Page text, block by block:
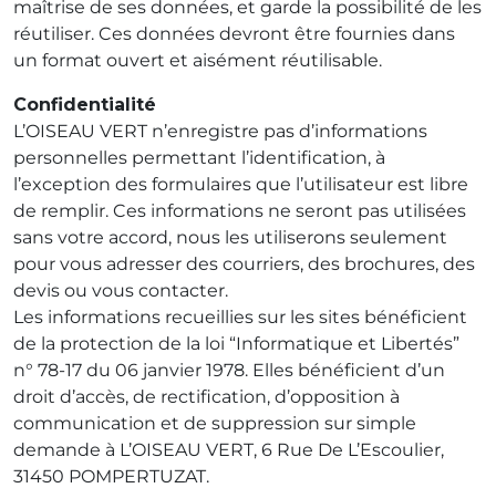
maîtrise de ses données, et garde la possibilité de les
réutiliser. Ces données devront être fournies dans
un format ouvert et aisément réutilisable.
Confidentialité
L’OISEAU VERT n’enregistre pas d’informations
personnelles permettant l’identification, à
l’exception des formulaires que l’utilisateur est libre
de remplir. Ces informations ne seront pas utilisées
sans votre accord, nous les utiliserons seulement
pour vous adresser des courriers, des brochures, des
devis ou vous contacter.
Les informations recueillies sur les sites bénéficient
de la protection de la loi “Informatique et Libertés”
n° 78-17 du 06 janvier 1978. Elles bénéficient d’un
droit d’accès, de rectification, d’opposition à
communication et de suppression sur simple
demande à L’OISEAU VERT, 6 Rue De L’Escoulier,
31450 POMPERTUZAT.